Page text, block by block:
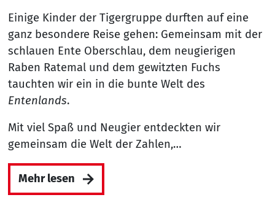
Einige Kinder der Tigergruppe durften auf eine
ganz besondere Reise gehen: Gemeinsam mit der
schlauen Ente Oberschlau, dem neugierigen
Raben Ratemal und dem gewitzten Fuchs
tauchten wir ein in die bunte Welt des
Entenlands.
Mit viel Spaß und Neugier entdeckten wir
gemeinsam die Welt der Zahlen,…
Mehr lesen